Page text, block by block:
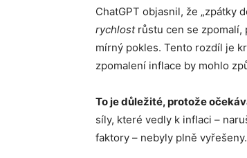
ChatGPT objasnil, že „zpátky
rychlostrůstu cen se zpomalí,
mírný pokles. Tento rozdíl je
zpomalení inflace by mohlo
To je důležité, protože
síly, které vedly k inflaci –
faktory – nebyly plně vyřešeny.